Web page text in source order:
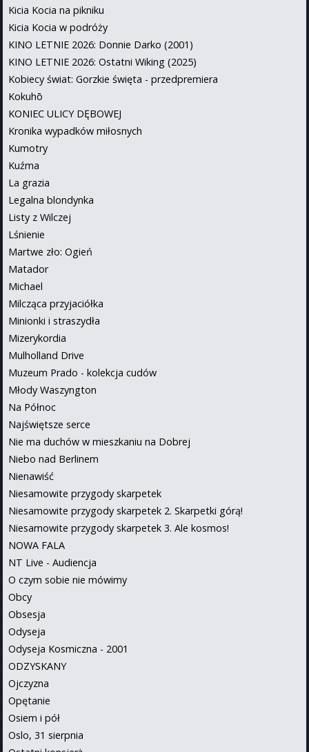
Kicia Kocia na pikniku
Kicia Kocia w podróży
KINO LETNIE 2026: Donnie Darko (2001)
KINO LETNIE 2026: Ostatni Wiking (2025)
Kobiecy świat: Gorzkie święta - przedpremiera
Kokuhō
KONIEC ULICY DĘBOWEJ
Kronika wypadków miłosnych
Kumotry
Kuźma
La grazia
Legalna blondynka
Listy z Wilczej
Lśnienie
Martwe zło: Ogień
Matador
Michael
Milcząca przyjaciółka
Minionki i straszydła
Mizerykordia
Mulholland Drive
Muzeum Prado - kolekcja cudów
Młody Waszyngton
Na Północ
Najświętsze serce
Nie ma duchów w mieszkaniu na Dobrej
Niebo nad Berlinem
Nienawiść
Niesamowite przygody skarpetek
Niesamowite przygody skarpetek 2. Skarpetki górą!
Niesamowite przygody skarpetek 3. Ale kosmos!
NOWA FALA
NT Live - Audiencja
O czym sobie nie mówimy
Obcy
Obsesja
Odyseja
Odyseja Kosmiczna - 2001
ODZYSKANY
Ojczyzna
Opętanie
Osiem i pół
Oslo, 31 sierpnia